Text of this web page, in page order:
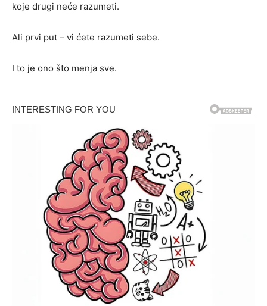
koje drugi neće razumeti.
Ali prvi put – vi ćete razumeti sebe.
I to je ono što menja sve.